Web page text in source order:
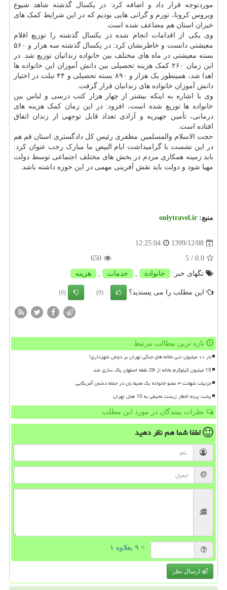
موردتوجه قرار داد و اضافه کرد: در یکسال گذشته شاهد شیوع
ویروس کرونا، تورم و گرانی هایی بودیم که در این شرایط کمک های
خیران استان هم مضاعف شده است.
وی یکی از اقدامات انجام شده در یکسال گذشته را توزیع اقلام
معیشتی دانست و خاطرنشان کرد: در یکسال گذشته سه هزار و ۵۶۰
بسته معیشتی در ماه های مختلف بین خانواده زندانیان توزیع شد. در
این زمان ۲۶۰ کمک هزینه تحصیلی بین دانش آموزان این خانواده ها
اهدا شد، همینطور یک هزار و ۸۹۰ بسته تحصیلی و ۴۴ تبلت در اختیار
دانش آموزان خانواده های زندانیان قرار گرفت.
وی با اشاره به اینکه بیشتر از چهار هزار کتب درسی و لباس بین
خانواده ها توزیع شده است، افزود: در این زمان کمک هزینه های
درمانی، تأمین جهیزیه و آزادی تعداد قابل توجهی از زندان اتفاق
افتاده است.
حجت الاسلام والمسلمین مظفری رئیس کل دادگستری استان قم هم
در این نشست با گرامیداشت ایام البیض ما مبارک رجب عنوان کرد:
باید زمینه همکاری مردم در بخش های مختلف اجتماعی توسط دولت
مهیا شود و دولت باید نقش آفرینی مهمی در این حوزه داشته باشد.
منبع: onlytravel.ir
1399/12/08
12:25:04
0.0
/ 5
650
تگهای خبر:
خانواده , خدمات , هزینه
این مطلب را می پسندید؟ (0)
(0)
تازه ترین مطالب مرتبط
بار ۱۰ میلیون تنی نخاله های جنگی تهران بر دوش شهرداری!
15 میلیون کیلوگرم نخاله از 29 نقطه اصفهان پاک سازی شد
جزئیات شهادت ۳ عضو خانواده یک محیط بان در حمله دشمن آمریکایی
پشت پرده اخطار زیست محیطی به 10 هتل تهران
نظرات بینندگان در مورد این مطلب
لطفا شما همنظر دهید
= ۹ بعلاوه ۱
ارسال نظر